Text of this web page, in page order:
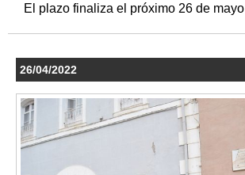
El plazo finaliza el próximo 26 de mayo
26/04/2022